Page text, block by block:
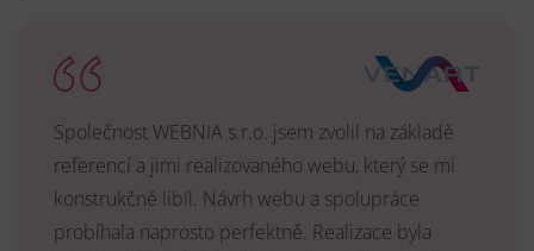
Společnost WEBNIA s.r.o. jsem zvolil na základě
referencí a jimi realizovaného webu, který se mi
konstrukčně libíl. Návrh webu a spolupráce
probíhala naprosto perfektně. Realizace byla